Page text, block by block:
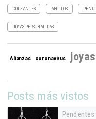
COLGANTES ANILLOS
JOYAS PERSONALIDAS
Alianzas coronavirus joyas
Posts más vistos